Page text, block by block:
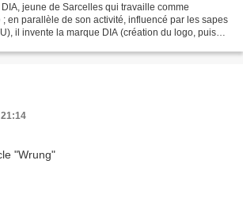
jeune de Sarcelles qui travaille comme
en parallèle de son activité, influencé par les sapes
il invente la marque DIA (création du logo, puis